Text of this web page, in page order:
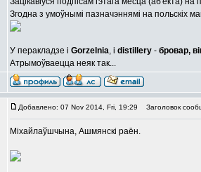
Згодна з умоўнымі пазначэннямі на польскіх
У перакладзе і Gorzelnia, і distillery - бровар,
Атрымоўваецца неяк так...
Добавлено: 07 Nov 2014, Fri, 19:29 Заголовок
Міхайлаўшчына, Ашмянскі раён.